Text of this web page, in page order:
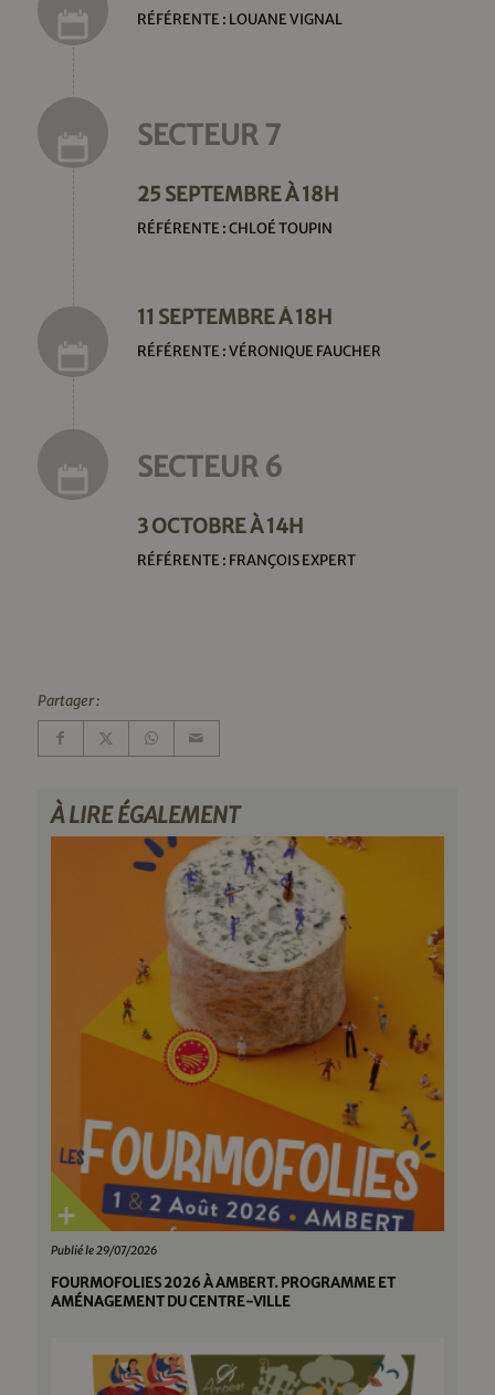
RÉFÉRENTE : LOUANE VIGNAL
SECTEUR 7
25 SEPTEMBRE À 18H
RÉFÉRENTE : CHLOÉ TOUPIN
11 SEPTEMBRE À 18H
RÉFÉRENTE : VÉRONIQUE FAUCHER
SECTEUR 6
3 OCTOBRE À 14H
RÉFÉRENTE : FRANÇOIS EXPERT
Partager :
À LIRE ÉGALEMENT
Publié le 29/07/2026
FOURMOFOLIES 2026 À AMBERT. PROGRAMME ET
AMÉNAGEMENT DU CENTRE-VILLE